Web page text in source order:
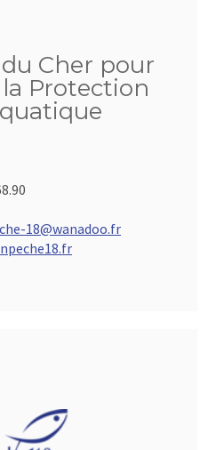
Cher pour
Protection
18@wanadoo.fr